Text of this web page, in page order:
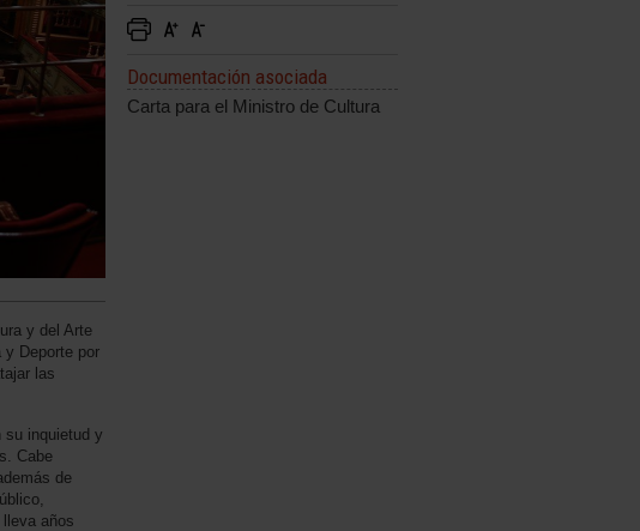
y del Arte
y Deporte por
las
su inquietud y
Cabe
de
años
Documentación asociada
Carta para el Ministro de Cultura